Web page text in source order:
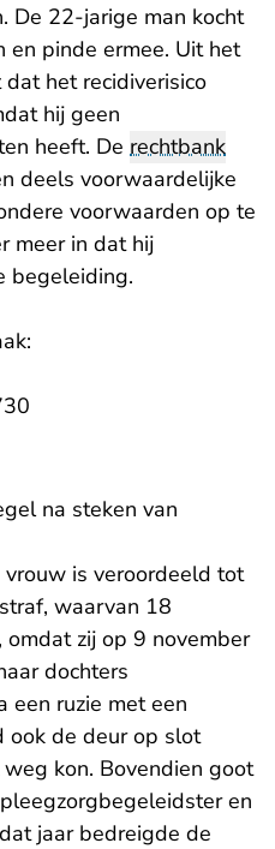
De 22-jarige man kocht
en pinde ermee. Uit het
het recidiverisico
hij geen
heeft. De rechtbank
deels voorwaardelijke
voorwaarden op te
meer in dat hij
begeleiding.
na steken van
is veroordeeld tot
waarvan 18
zij op 9 november
dochters
een ruzie met een
ook de deur op slot
kon. Bovendien goot
en
jaar bedreigde de